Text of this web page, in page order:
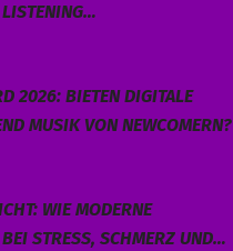
2026: BIETEN DIGITALE
MUSIK VON NEWCOMERN?
WIE MODERNE
STRESS, SCHMERZ UND…